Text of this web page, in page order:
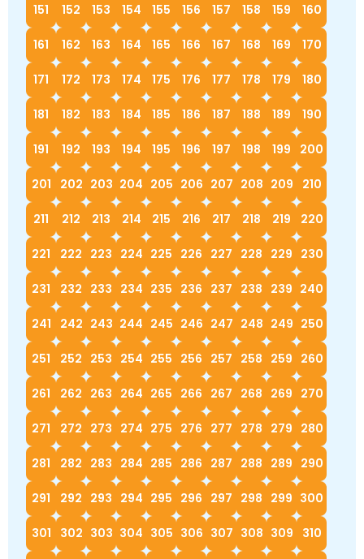
151 152 153 154 155 156 157 158 159 160
161 162 163 164 165 166 167 168 169 170
171 172 173 174 175 176 177 178 179 180
181 182 183 184 185 186 187 188 189 190
191 192 193 194 195 196 197 198 199 200
201 202 203 204 205 206 207 208 209 210
211 212 213 214 215 216 217 218 219 220
221 222 223 224 225 226 227 228 229 230
231 232 233 234 235 236 237 238 239 240
241 242 243 244 245 246 247 248 249 250
251 252 253 254 255 256 257 258 259 260
261 262 263 264 265 266 267 268 269 270
271 272 273 274 275 276 277 278 279 280
281 282 283 284 285 286 287 288 289 290
291 292 293 294 295 296 297 298 299 300
301 302 303 304 305 306 307 308 309 310